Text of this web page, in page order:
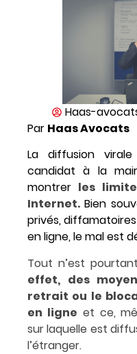
Haas-
Par Haas Avocats
La diffusion
candidat à la
montrer les
Internet. Bien
privés,
en ligne, le mal est
Tout n’est
effet, des
retrait ou le
en ligne et ce,
sur laquelle est
l’étranger.